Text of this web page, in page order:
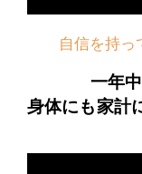
自信を持っ
一年
身体にも家計